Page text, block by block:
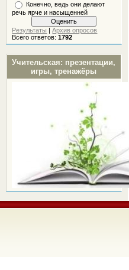
Конечно, ведь они делают
речь ярче и насыщенней
Результаты |Архив опросов
Всего ответов:1792
Учительская: презентации,
игры, тренажёры